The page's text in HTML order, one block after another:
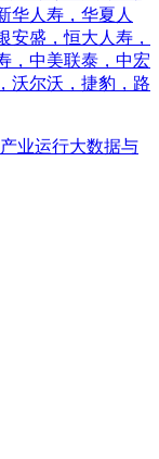
华人寿，华夏人
安盛，恒大人寿，
，中美联泰，中宏
沃尔沃，捷豹，路